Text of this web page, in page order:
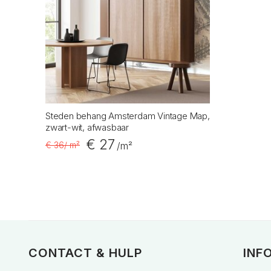
Steden behang Amsterdam Vintage Map,
zwart-wit, afwasbaar
€ 36/ m² € 27 /m²
CONTACT & HULP